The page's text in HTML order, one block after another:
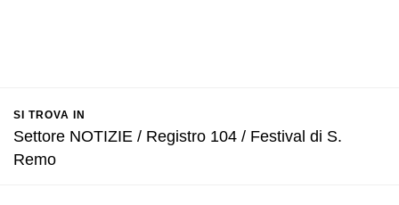
SI TROVA IN
Settore NOTIZIE / Registro 104 / Festival di S.
Remo